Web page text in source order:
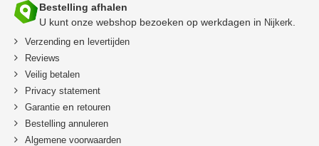
Bestelling afhalen
U kunt onze webshop bezoeken op werkdagen in Nijkerk
Verzending en levertijden
Reviews
Veilig betalen
Privacy statement
Garantie en retouren
Bestelling annuleren
Algemene voorwaarden